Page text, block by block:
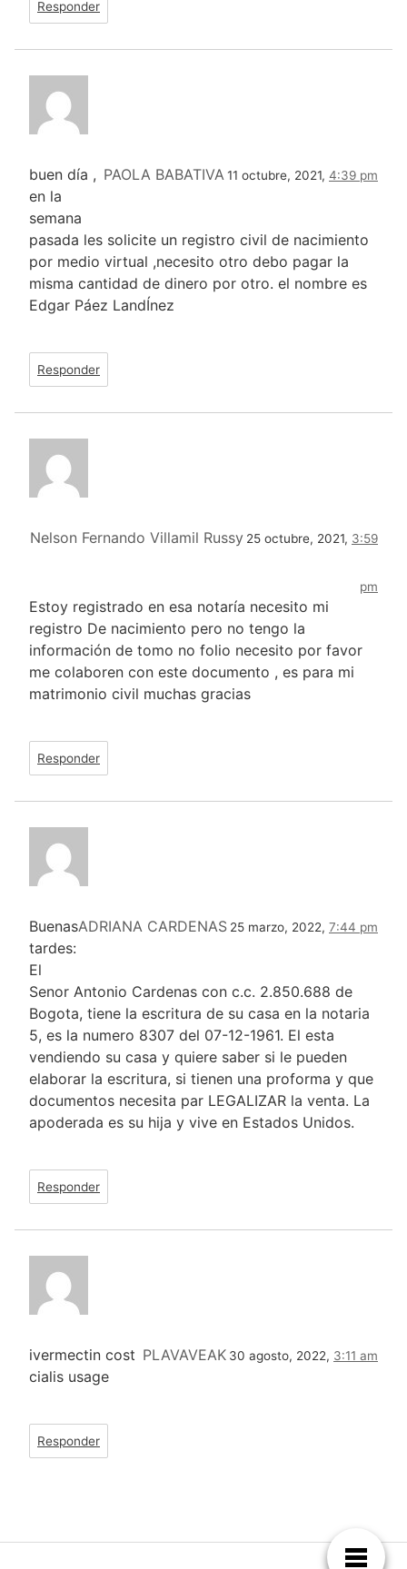
Responder
PAOLA BABATIVA11 octubre, 2021, 4:39 pm
buen día ,
en la
semana
pasada les solicite un registro civil de nacimiento
por medio virtual ,necesito otro debo pagar la
misma cantidad de dinero por otro. el nombre es
Edgar Páez LandÍnez
Responder
Nelson Fernando Villamil Russy 25 octubre, 2021, 3:59
pm
Estoy registrado en esa notaría necesito mi
registro De nacimiento pero no tengo la
información de tomo no folio necesito por favor
me colaboren con este documento , es para mi
matrimonio civil muchas gracias
Responder
ADRIANA CARDENAS 25 marzo, 2022, 7:44 pm
Buenas
tardes:
El
Senor Antonio Cardenas con c.c. 2.850.688 de
Bogota, tiene la escritura de su casa en la notaria
5, es la numero 8307 del 07-12-1961. El esta
vendiendo su casa y quiere saber si le pueden
elaborar la escritura, si tienen una proforma y que
documentos necesita par LEGALIZAR la venta. La
apoderada es su hija y vive en Estados Unidos.
Responder
PLAVAVEAK 30 agosto, 2022, 3:11 am
ivermectin cost
cialis usage
Responder